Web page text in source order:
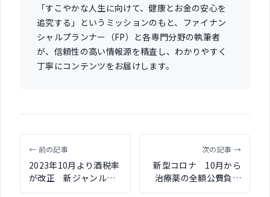
「すこやかな人生に向けて、健康とお金の安心を
追究する」というミッションのもと、ファイナン
シャルプランナー（FP）と各専門分野の執筆者
が、信頼性の高い情報源を精査し、わかりやすく
丁寧にコンテンツをお届けします。
← 前の記事
2023年10月より酒税率
が改正 新ジャンル・
果実酒は値上げ、ビー
次の記事 →
新型コロナ 10月から
治療薬の全額公費負担
が終了